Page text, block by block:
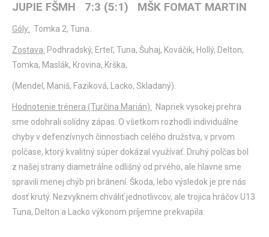
JUPIE FŠMH 7:3 (5:1) MŠK FOMAT MARTIN
Góly: Tomka 2, Tuna.
Zostava: Podhradský, Erteľ, Tuna, Šuhaj, Kováčik, Hollý, Delton,
Tomka, Maslák, Krovina, Krška,
(Mendel, Maniš, Faziková, Lacko, Skladaný).
Hodnotenie trénera (Turčina Marián): Napriek vysokej prehra
sme odohrali solídny zápas. O všetkom rozhodli individuálne
chyby v defenzívnych činnostiach celého družstva, v prvom
polčase, ktorý kvalitný súper dokázal využívať. Druhý polčas bol
z našej strany diametrálne odlišný od prvého, ale hlavne sme
spravili menej chýb pri bránení. Škoda, lebo výsledok je pre nás
dosť krutý. Nezvyknem chváliť jednotlivcov, ale trojica hráčov U13
Tuna, Delton a Lacko výkonom príjemne prekvapila.